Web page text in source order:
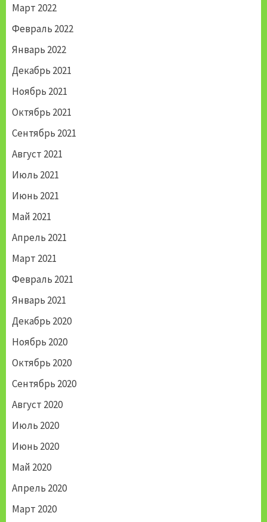
Март 2022
Февраль 2022
Январь 2022
Декабрь 2021
Ноябрь 2021
Октябрь 2021
Сентябрь 2021
Август 2021
Июль 2021
Июнь 2021
Май 2021
Апрель 2021
Март 2021
Февраль 2021
Январь 2021
Декабрь 2020
Ноябрь 2020
Октябрь 2020
Сентябрь 2020
Август 2020
Июль 2020
Июнь 2020
Май 2020
Апрель 2020
Март 2020